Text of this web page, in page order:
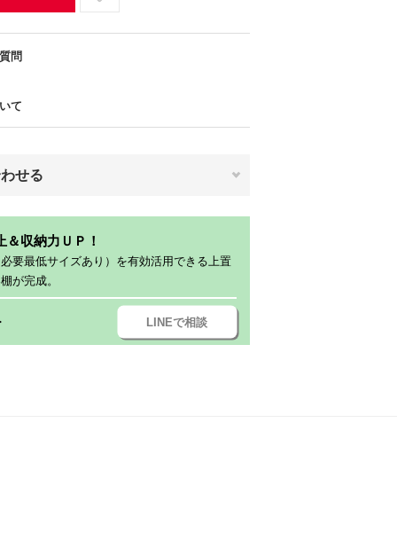
問
て
せる
収納力ＵＰ！
要最低サイズあり）を有効活用できる上置
が完成。
LINEで相談